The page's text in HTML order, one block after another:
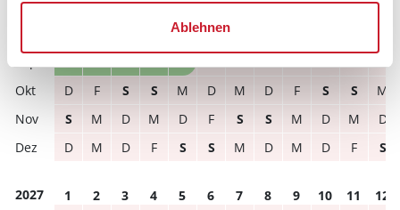
Ablehnen
2026
M D
D
F S S M D M D F S S
M
S
M D M D F S S M D M
D
D
M D F S S M D M D F S
2027 1 2 3 4 5 6 7 8 9 10 11
12